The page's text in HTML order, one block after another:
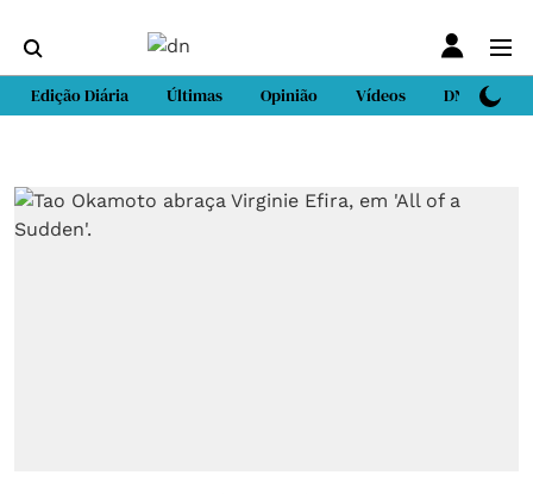
Edição Diária Últimas Opinião Vídeos DN Sport